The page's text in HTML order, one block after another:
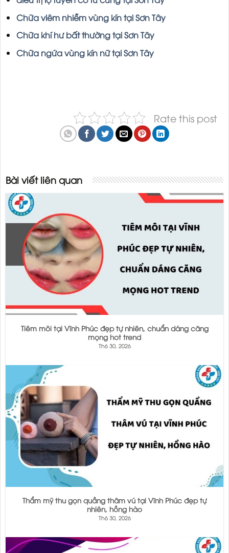
Chữa viêm nhiễm vùng kín tại Sơn Tây
Chữa khí hư bất thường tại Sơn Tây
Chữa ngứa vùng kín nữ tại Sơn Tây
Rate this post
Bài viết liên quan
Tiêm môi tại Vĩnh Phúc đẹp tự nhiên, chuẩn dáng căng
mọng hot trend
Th6 30, 2026
Thẩm mỹ thu gọn quầng thâm vú tại Vĩnh Phúc đẹp tự
nhiên, hồng hào
Th6 30, 2026